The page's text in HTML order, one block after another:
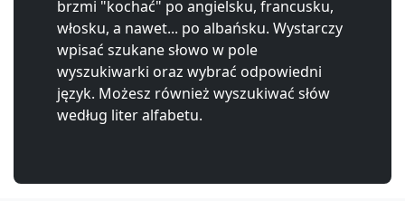
brzmi "kochać" po angielsku, francusku,
włosku, a nawet... po albańsku. Wystarczy
wpisać szukane słowo w pole
wyszukiwarki oraz wybrać odpowiedni
język. Możesz również wyszukiwać słów
według liter alfabetu.